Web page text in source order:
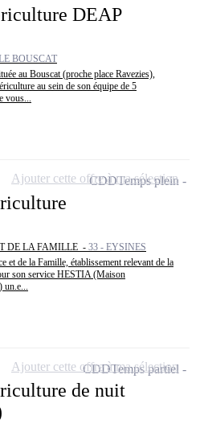
DEAP
BOUSCAT
au Bouscat (proche place Ravezies),
au sein de son équipe de 5
DE LA FAMILLE - 33 - EYSINES
et de la Famille, établissement relevant de la
son service HESTIA (Maison
CDDTemps plein
Ajouter cette offre à ma sélection
de nuit
CDDTemps partiel
Ajouter cette offre à ma sélection